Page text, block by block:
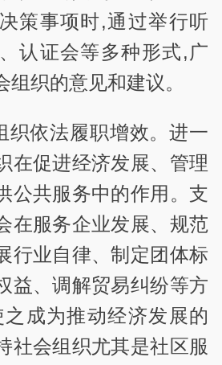
策事项时,通过举行听
认证会等多种形式,广
织的意见和建议。
织依法履职增效。进一
在促进经济发展、管理
公共服务中的作用。支
在服务企业发展、规范
行业自律、制定团体标
益、调解贸易纠纷等方
成为推动经济发展的
社会组织尤其是社区服